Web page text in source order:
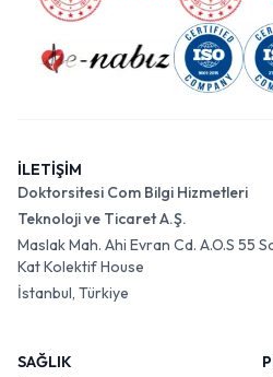
İLETİŞİM
Doktorsitesi Com Bilgi Hizmetleri
Teknoloji ve Ticaret A.Ş.
Maslak Mah. Ahi Evran Cd. A.O.S 55
Kat Kolektif House
İstanbul, Türkiye
SAĞLIK